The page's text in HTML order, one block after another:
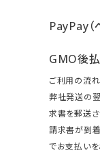
PayPay（
GMO後
ご利用の流れ
弊社発送の翌
求書を郵送さ
請求書が到
でお支払いを